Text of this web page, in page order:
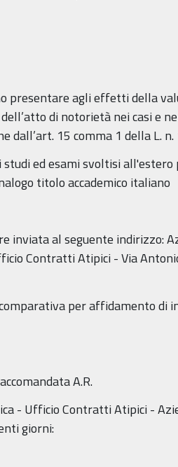
presentare agli effetti della
di notorietà nei casi e
dall’art. 15 comma 1 della L.
ed esami svoltisi
titolo accademico italiano
inviata al seguente indirizzo:
Contratti Atipici - Via
per affidamento di
A.R.
- Ufficio Contratti Atipici -
giorni: